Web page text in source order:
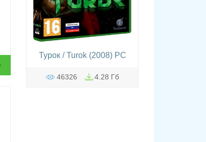
Турок / Turok (2008) PC
46326 4.28 Гб